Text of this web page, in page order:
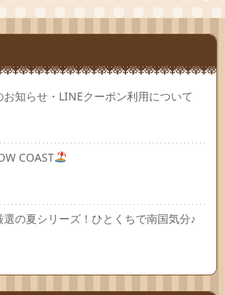
お知らせ・LINEクーポン利用について
COAST
選の夏シリーズ！ひとくちで南国気分♪